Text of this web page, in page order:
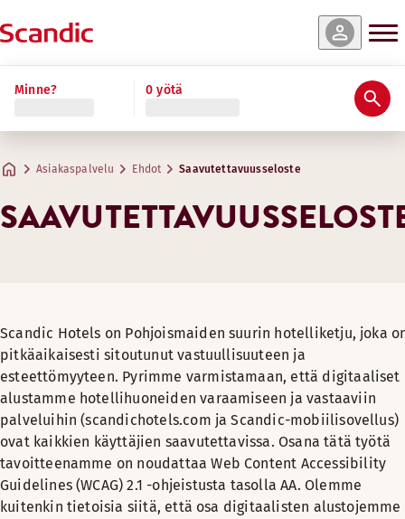
Minne? 0 yötä
Asiakaspalvelu Ehdot Saavutettavuusseloste
Scandic Hotels on Pohjoismaiden suurin hotelliketju, joka
pitkäaikaisesti sitoutunut vastuullisuuteen ja
esteettömyyteen. Pyrimme varmistamaan, että digitaaliset
alustamme hotellihuoneiden varaamiseen ja vastaaviin
palveluihin (scandichotels.com ja Scandic-mobiilisovellus)
ovat kaikkien käyttäjien saavutettavissa. Osana tätä työtä
tavoitteenamme on noudattaa Web Content Accessibility
Guidelines (WCAG) 2.1 -ohjeistusta tasolla AA. Olemme
kuitenkin tietoisia siitä, että osa digitaalisten alustojemme